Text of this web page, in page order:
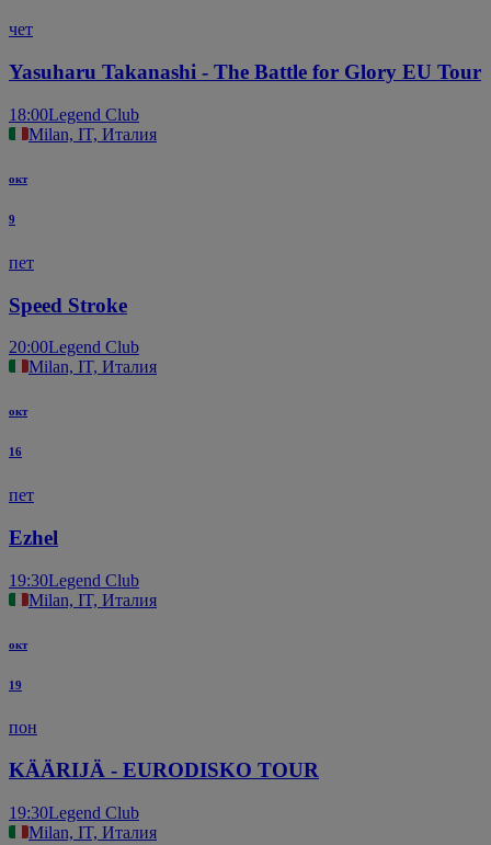
чет
Yasuharu Takanashi - The Battle for Glory EU Tour
18:00Legend Club
Milan, IT, Италия
окт
9
пет
Speed Stroke
20:00Legend Club
Milan, IT, Италия
окт
16
пет
Ezhel
19:30Legend Club
Milan, IT, Италия
окт
19
пон
KÄÄRIJÄ - EURODISKO TOUR
19:30Legend Club
Milan, IT, Италия